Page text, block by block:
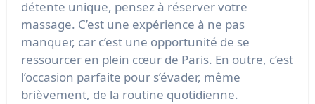
détente unique, pensez à réserver votre
massage. C’est une expérience à ne pas
manquer, car c’est une opportunité de se
ressourcer en plein cœur de Paris. En outre, c’est
l’occasion parfaite pour s’évader, même
brièvement, de la routine quotidienne.